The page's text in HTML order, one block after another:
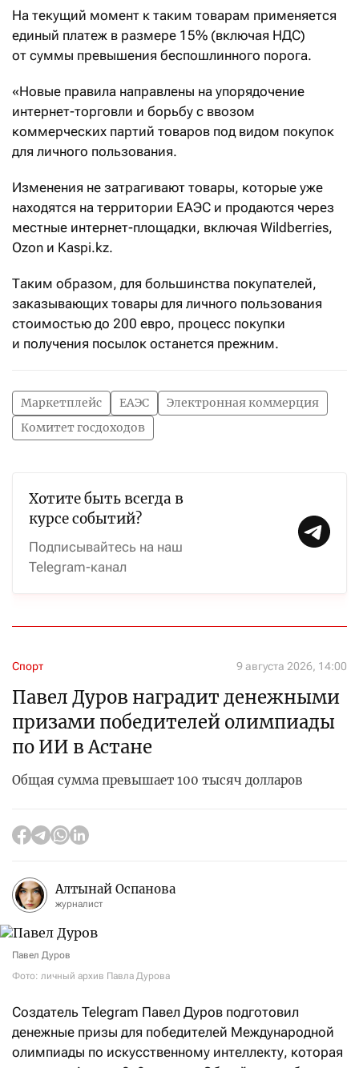
На текущий момент к таким товарам применяется
единый платеж в размере 15% (включая НДС)
от суммы превышения беспошлинного порога.
«Новые правила направлены на упорядочение
интернет-торговли и борьбу с ввозом
коммерческих партий товаров под видом покупок
для личного пользования.
Изменения не затрагивают товары, которые уже
находятся на территории ЕАЭС и продаются через
местные интернет-площадки, включая Wildberries,
Ozon и Kaspi.kz.
Таким образом, для большинства покупателей,
заказывающих товары для личного пользования
стоимостью до 200 евро, процесс покупки
и получения посылок останется прежним.
Маркетплейс ЕАЭС
Электронная коммерция
Комитет госдоходов
Хотите быть всегда в
курсе событий?
Подписывайтесь на наш
Telegram-канал
Спорт 9 августа 2026, 14:00
Павел Дуров наградит денежными
призами победителей олимпиады
по ИИ в Астане
Общая сумма превышает 100 тысяч долларов
Алтынай Оспанова
журналист
Павел Дуров
Фото: личный архив Павла Дурова
Создатель Telegram Павел Дуров подготовил
денежные призы для победителей Международной
олимпиады по искусственному интеллекту, которая